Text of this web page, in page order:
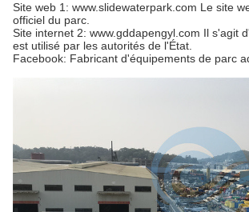
Site web 1: www.slidewaterpark.com Le site
officiel du parc.
Site internet 2: www.gddapengyl.com Il s'agit
est utilisé par les autorités de l'État.
Facebook: Fabricant d'équipements de parc